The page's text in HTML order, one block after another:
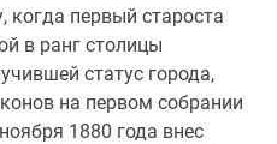
когда первый староста
в ранг столицы
статус города,
на первом собрании
1880 года внес